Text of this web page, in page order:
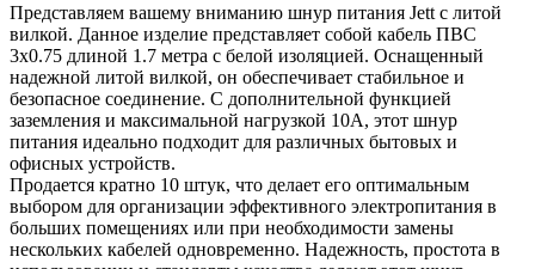
Представляем вашему вниманию шнур питания Jett с литой
вилкой. Данное изделие представляет собой кабель ПВС
3х0.75 длиной 1.7 метра с белой изоляцией. Оснащенный
надежной литой вилкой, он обеспечивает стабильное и
безопасное соединение. С дополнительной функцией
заземления и максимальной нагрузкой 10А, этот шнур
питания идеально подходит для различных бытовых и
офисных устройств.
Продается кратно 10 штук, что делает его оптимальным
выбором для организации эффективного электропитания в
больших помещениях или при необходимости замены
нескольких кабелей одновременно. Надежность, простота в